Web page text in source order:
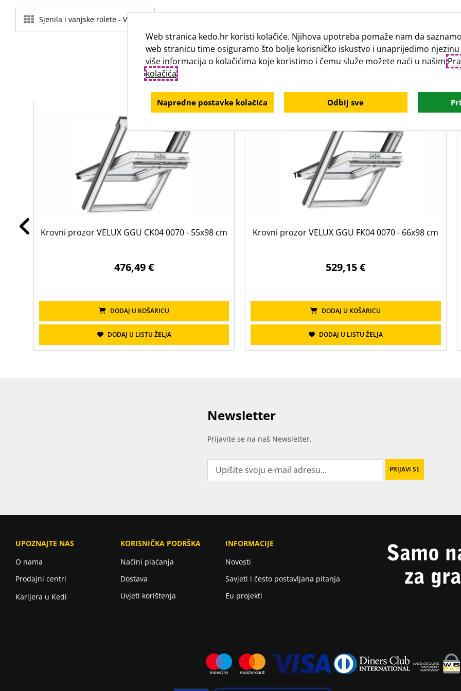
Sjenila i vanjske rolete - VELUX
Vezani proizvodi
Krovni prozor VELUX GGU CK04 0070 - 55x98 cm
476,49 €
DODAJ U KOŠARICU
DODAJ U LISTU ŽELJA
Krovni prozor VELUX GGU FK04 0070 - 66x98 cm
529,15 €
DODAJ U KOŠARICU
DODAJ U LISTU ŽELJA
Web stranica kedo.hr koristi kolačiće. Njihova upotreba pomaže nam da
web stranicu time osiguramo što bolje korisničko iskustvo i unaprijedimo
više informacija o kolačićima koje koristimo i čemu služe možete naći u našim
kolačića.
Napredne postavke kolačića Odbij sve
Newsletter
Prijavite se na naš Newsletter.
UPOZNAJTE NAS
O nama
Prodajni centri
Karijera u Kedi
KORISNIČKA PODRŠKA
Načini plaćanja
Dostava
Uvjeti korištenja
INFORMACIJE
Novosti
Savjeti i često postavljana pitanja
Eu projekti